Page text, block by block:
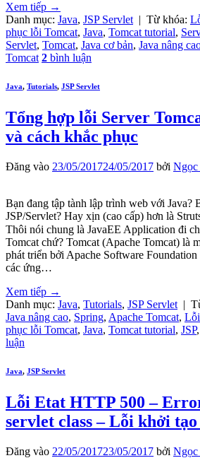
Xem tiếp →
Danh mục: Java, JSP Servlet | Từ khóa:
phục lỗi Tomcat, Java, Tomcat tutorial,
Servlet, Tomcat, Java cơ bản, Java nâng
Tomcat 2 bình luận
Java, Tutorials, JSP Servlet
Tổng hợp lỗi Server
và cách khắc phục
Đăng vào 23/05/201724/05/2017 bởi
Bạn đang tập tành lập trình web với Java?
JSP/Servlet? Hay xịn (cao cấp) hơn là
Thôi nói chung là JavaEE Application đi
Tomcat chứ? Tomcat (Apache Tomcat) là
phát triển bởi Apache Software
các ứng…
Xem tiếp →
Danh mục: Java, Tutorials, JSP Servlet |
Java nâng cao, Spring, Apache Tomcat,
phục lỗi Tomcat, Java, Tomcat tutorial, JSP,
luận
Java, JSP Servlet
Lỗi Etat HTTP 500 –
servlet class – Lỗi khởi
Đăng vào 22/05/201723/05/2017 bởi